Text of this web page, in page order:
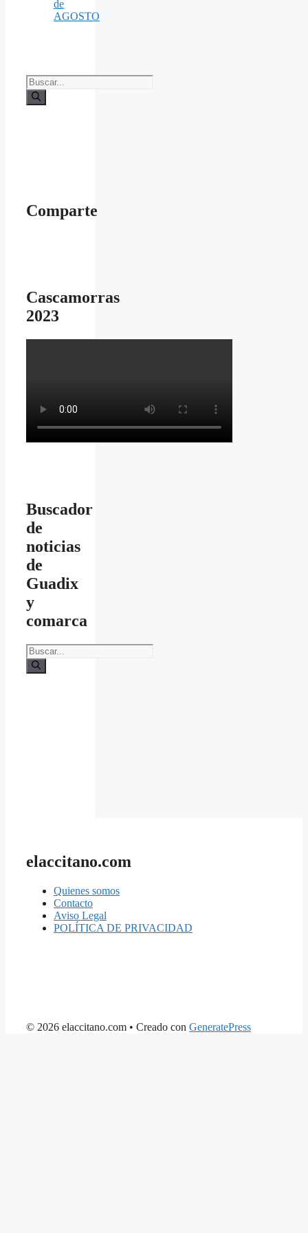
de
AGOSTO
Buscar:
Comparte
Cascamorras
2023
Buscador
de
noticias
de
Guadix
y
comarca
Buscar:
elaccitano.com
Quienes somos
Contacto
Aviso Legal
POLÍTICA DE PRIVACIDAD
© 2026 elaccitano.com • Creado con GeneratePress